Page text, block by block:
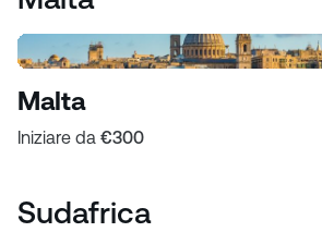
Malta
Iniziare da €300
Sudafrica